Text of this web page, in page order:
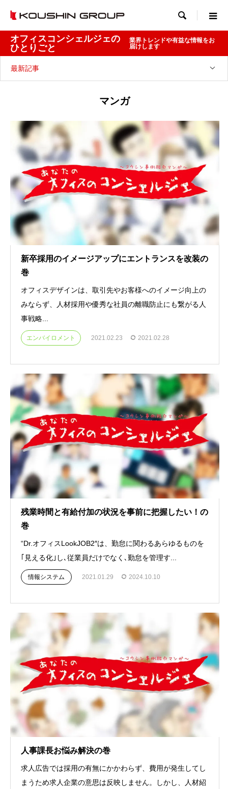

オフィスコンシェルジェの
ひとりごと
業界トレンドや有益な情報をお
届けします
最新記事
マンガ
新卒採用のイメージアップにエントランスを改装の
巻
オフィスデザインは、取引先やお客様へのイメージ向上の
みならず、人材採用や優秀な社員の離職防止にも繋がる人
事戦略...
エンバイロメント 2021.02.23 2021.02.28
残業時間と有給付加の状況を事前に把握したい！の
巻
“Dr.オフィスLookJOB2″は、勤怠に関わるあらゆるものを
｢見える化｣し､従業員だけでなく､勤怠を管理す...
情報システム 2021.01.29 2024.10.10
人事課長お悩み解決の巻
求人広告では採用の有無にかかわらず、費用が発生してし
まうため求人企業の意思は反映しません。しかし、人材紹